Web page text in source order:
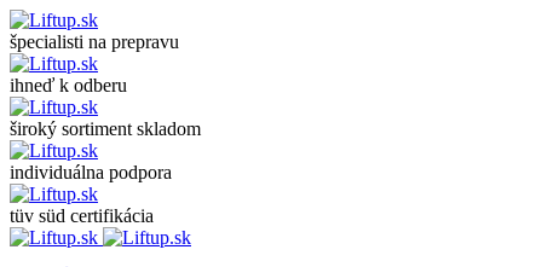
špecialisti na prepravu
ihneď k odberu
široký sortiment skladom
individuálna podpora
tüv süd certifikácia